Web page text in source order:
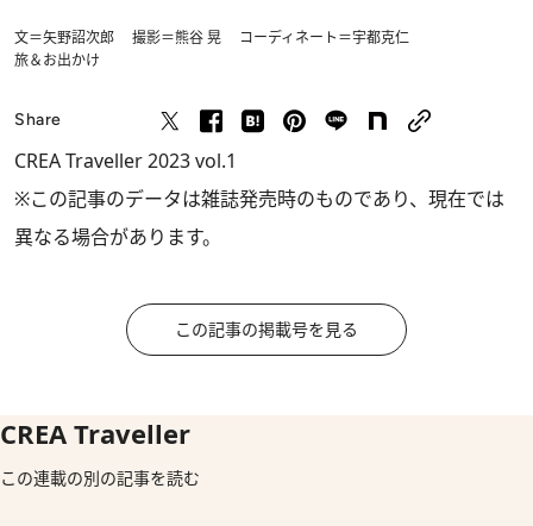
文＝矢野詔次郎 撮影＝熊谷 晃 コーディネート＝宇都克仁
旅＆お出かけ
Share
CREA Traveller 2023 vol.1
※この記事のデータは雑誌発売時のものであり、現在では
異なる場合があります。
この記事の掲載号を見る
CREA Traveller
この連載の別の記事を読む